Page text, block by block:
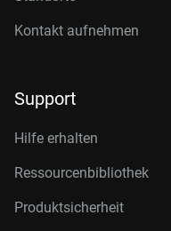
Kontakt aufnehmen
Support
Hilfe erhalten
Ressourcenbibliothek
Produktsicherheit